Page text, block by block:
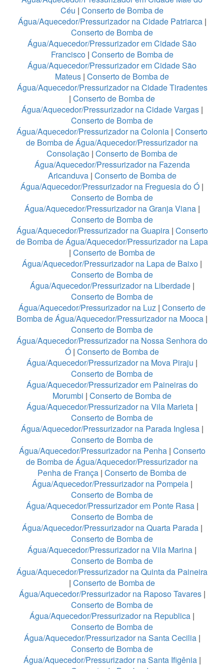
Céu | Conserto de Bomba de
Água/Aquecedor/Pressurizador na Cidade Patriarca|
Conserto de Bomba de
Água/Aquecedor/Pressurizador em Cidade São
Francisco | Conserto de Bomba de
Água/Aquecedor/Pressurizador em Cidade São
Mateus | Conserto de Bomba de
Água/Aquecedor/Pressurizador na Cidade Tiradentes
| Conserto de Bomba de
Água/Aquecedor/Pressurizador na Cidade Vargas |
Conserto de Bomba de
Água/Aquecedor/Pressurizador na Colonia | Conserto
de Bomba de Água/Aquecedor/Pressurizador na
Consolação | Conserto de Bomba de
Água/Aquecedor/Pressurizador na Fazenda
Aricanduva| Conserto de Bomba de
Água/Aquecedor/Pressurizador na Freguesia do Ó |
Conserto de Bomba de
Água/Aquecedor/Pressurizador na Granja Viana|
Conserto de Bomba de
Água/Aquecedor/Pressurizador na Guapira| Conserto
de Bomba de Água/Aquecedor/Pressurizador na Lapa
| Conserto de Bomba de
Água/Aquecedor/Pressurizador na Lapa de Baixo |
Conserto de Bomba de
Água/Aquecedor/Pressurizador na Liberdade |
Conserto de Bomba de
Água/Aquecedor/Pressurizador na Luz | Conserto de
Bomba de Água/Aquecedor/Pressurizador na Mooca |
Conserto de Bomba de
Água/Aquecedor/Pressurizador na Nossa Senhora do
Ó | Conserto de Bomba de
Água/Aquecedor/Pressurizador na Mova Piraju |
Conserto de Bomba de
Água/Aquecedor/Pressurizador em Paineiras do
Morumbi | Conserto de Bomba de
Água/Aquecedor/Pressurizador na Vila Marieta |
Conserto de Bomba de
Água/Aquecedor/Pressurizador na Parada Inglesa |
Conserto de Bomba de
Água/Aquecedor/Pressurizador na Penha| Conserto
de Bomba de Água/Aquecedor/Pressurizador na
Penha de França | Conserto de Bomba de
Água/Aquecedor/Pressurizador na Pompeia|
Conserto de Bomba de
Água/Aquecedor/Pressurizador em Ponte Rasa|
Conserto de Bomba de
Água/Aquecedor/Pressurizador na Quarta Parada|
Conserto de Bomba de
Água/Aquecedor/Pressurizador na Vila Marina |
Conserto de Bomba de
Água/Aquecedor/Pressurizador na Quinta da Paineira
| Conserto de Bomba de
Água/Aquecedor/Pressurizador na Raposo Tavares|
Conserto de Bomba de
Água/Aquecedor/Pressurizador na Republica |
Conserto de Bomba de
Água/Aquecedor/Pressurizador na Santa Cecilia|
Conserto de Bomba de
Água/Aquecedor/Pressurizador na Santa Ifigênia |